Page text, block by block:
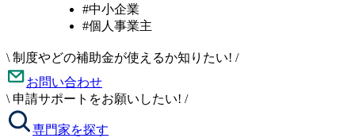
#中小企業
#個人事業主
\ 制度やどの補助金が使えるか知りたい! /
お問い合わせ
\ 申請サポートをお願いしたい! /
専門家を探す